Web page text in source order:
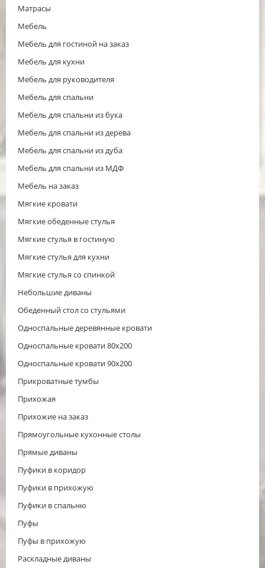
Матрасы
Мебель
Мебель для гостиной на заказ
Мебель для кухни
Мебель для руководителя
Мебель для спальни
Мебель для спальни из бука
Мебель для спальни из дерева
Мебель для спальни из дуба
Мебель для спальни из МДФ
Мебель на заказ
Мягкие кровати
Мягкие обеденные стулья
Мягкие стулья в гостиную
Мягкие стулья для кухни
Мягкие стулья со спинкой
Небольшие диваны
Обеденный стол со стульями
Односпальные деревянные кровати
Односпальные кровати 80х200
Односпальные кровати 90х200
Прикроватные тумбы
Прихожая
Прихожие на заказ
Прямоугольные кухонные столы
Прямые диваны
Пуфики в коридор
Пуфики в прихожую
Пуфики в спальню
Пуфы
Пуфы в прихожую
Раскладные диваны